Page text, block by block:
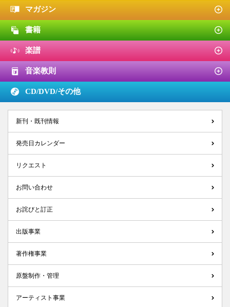
マガジン
書籍
楽譜
音楽教則
CD/DVD/その他
新刊・既刊情報
発売日カレンダー
リクエスト
お問い合わせ
お詫びと訂正
出版事業
著作権事業
原盤制作・管理
アーティスト事業